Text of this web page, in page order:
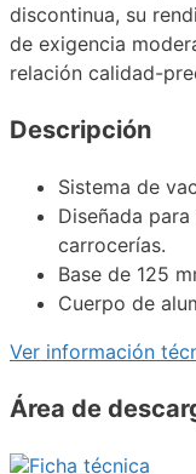
discontinua, su
de exigencia
relación calidad-
Descripción
Sistema de
Diseñada
carrocerías.
Base de 125
Cuerpo de
Ver información
Área de
Ficha técnica